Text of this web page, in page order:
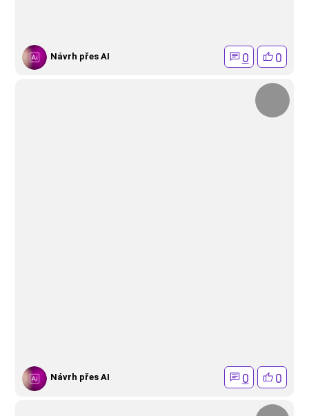
Návrh přes AI 0 0
Návrh přes AI 0 0